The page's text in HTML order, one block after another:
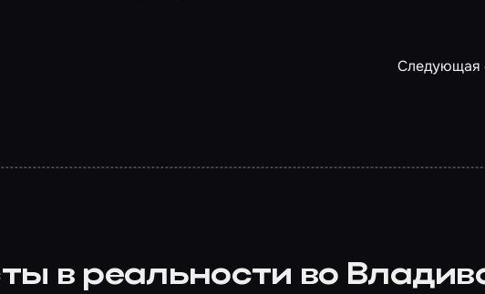
Следующая
в реальности во